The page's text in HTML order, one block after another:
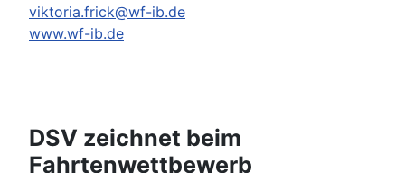
viktoria.frick@wf-ib.de
www.wf-ib.de
DSV zeichnet beim
Fahrtenwettbewerb